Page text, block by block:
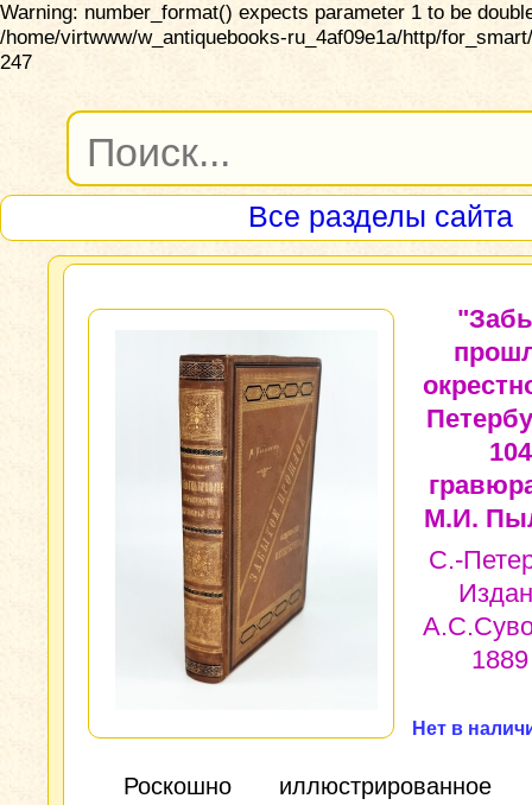
Warning: number_format() expects parameter 1 to be
/home/virtwww/w_antiquebooks-ru_4af09e1a/http/
247
Все разделы сайта
104
М.И.
С.-
1889
Нет в
Роскошно иллюстрированное